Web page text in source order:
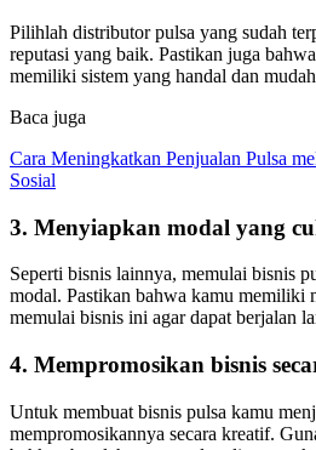
Pilihlah distributor pulsa yang sudah
reputasi yang baik. Pastikan juga
memiliki sistem yang handal dan
Baca juga
Cara Meningkatkan Penjualan Pulsa
Sosial
3. Menyiapkan modal yang
Seperti bisnis lainnya, memulai bisnis
modal. Pastikan bahwa kamu memiliki
memulai bisnis ini agar dapat berjalan
4. Mempromosikan bisnis
Untuk membuat bisnis pulsa kamu
mempromosikannya secara kreatif.